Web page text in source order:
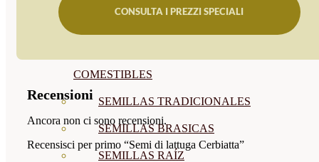
COMESTIBLES
SEMILLAS TRADICIONALES
SEMILLAS BRASICAS
SEMILLAS RAÍZ
CONSULTA I PREZZI SPECIALI
Recensioni
Ancora non ci sono recensioni.
Recensisci per primo “Semi di lattuga Cerbiatta”